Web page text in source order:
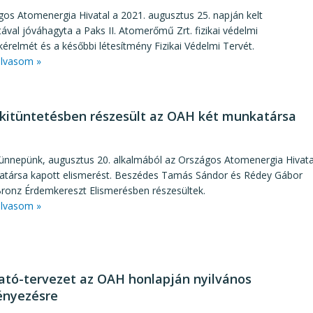
Atomenergia Hivatal a 2021. augusztus 25. napján kelt
jóváhagyta a Paks II. Atomerőmű Zrt. fizikai védelmi
és a későbbi létesítmény Fizikai Védelmi Tervét.
»
részesült az OAH két munkatársa
augusztus 20. alkalmából az Országos Atomenergia
kapott elismerést. Beszédes Tamás Sándor és Rédey Gábor
Érdemkereszt Elismerésben részesültek.
»
tervezet az OAH honlapján nyilvános